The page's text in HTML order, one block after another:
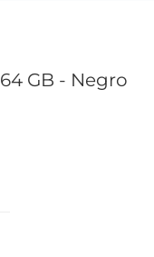
64 GB - Negro